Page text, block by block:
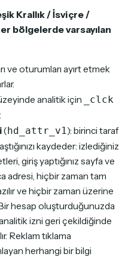
Krallık / İsviçre /
bölgelerde varsayılan
ve oturumları ayırt etmek
analitik için
_clck
( hd_attr_v1): birinci taraf
kaydeder: izlediğiniz
giriş yaptığınız sayfa ve
adresi, hiçbir zaman tam
ve hiçbir zaman üzerine
hesap oluşturduğunuzda
izni geri çekildiğinde
Reklam tıklama
herhangi bir bilgi